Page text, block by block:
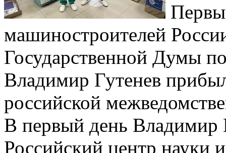
машиностроителей
Государственной Думы
Владимир Гутенев
российской
В первый день Владимир
Российский центр науки